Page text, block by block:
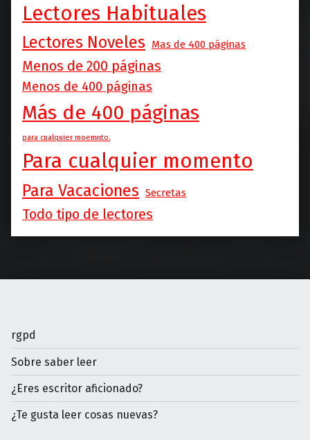
Lectores Habituales
Lectores Noveles Mas de 400 páginas
Menos de 200 páginas
Menos de 400 páginas
Más de 400 páginas
para cualquier moemnto.
Para cualquier momento
Para Vacaciones Secretas
Todo tipo de lectores
rgpd
Sobre saber leer
¿Eres escritor aficionado?
¿Te gusta leer cosas nuevas?